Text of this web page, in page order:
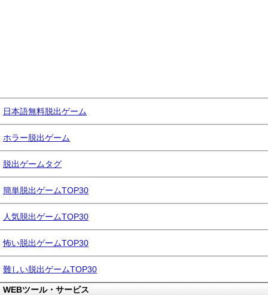
日本語無料脱出ゲーム
ホラー脱出ゲーム
脱出ゲームタグ
簡単脱出ゲームTOP30
人気脱出ゲームTOP30
怖い脱出ゲームTOP30
難しい脱出ゲームTOP30
WEBツール・サービス